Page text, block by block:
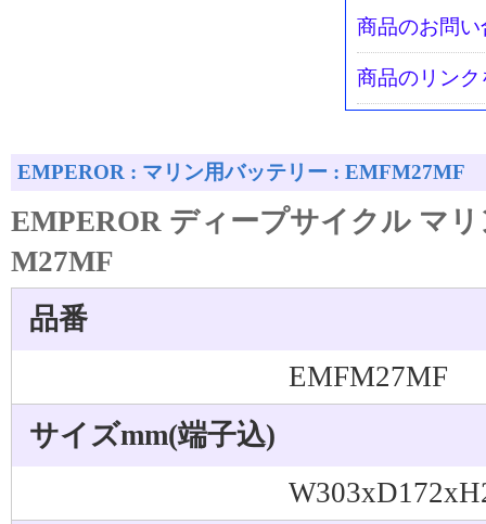
商品のお問い
商品のリン
EMPEROR : マリン用バッテリー : EMFM27MF
EMPEROR ディープサイクル マ
M27MF
品番
EMFM27MF
サイズmm(端子込)